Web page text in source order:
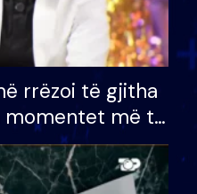
rrëzoi të gjitha
momentet më të
BB VIP: Do më
kur…